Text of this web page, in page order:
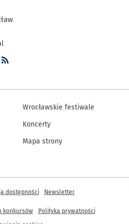
Wrocławskie festiwale
Koncerty
Mapa strony
dostępności Newsletter
konkursów
Polityka prywatności